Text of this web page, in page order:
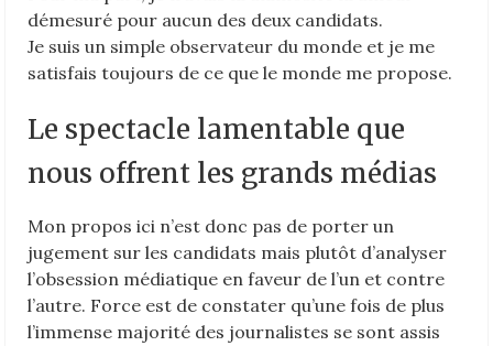
démesuré pour aucun des deux candidats.
Je suis un simple observateur du monde et je me
satisfais toujours de ce que le monde me propose.
Le spectacle lamentable que
nous offrent les grands médias
Mon propos ici n’est donc pas de porter un
jugement sur les candidats mais plutôt d’analyser
l’obsession médiatique en faveur de l’un et contre
l’autre. Force est de constater qu’une fois de plus
l’immense majorité des journalistes se sont assis